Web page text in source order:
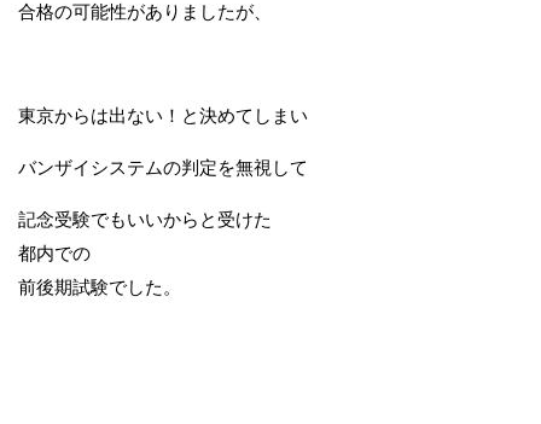
合格の可能性がありましたが、
東京からは出ない！と決めてしまい
バンザイシステムの判定を無視して
記念受験でもいいからと受けた
都内での
前後期試験でした。